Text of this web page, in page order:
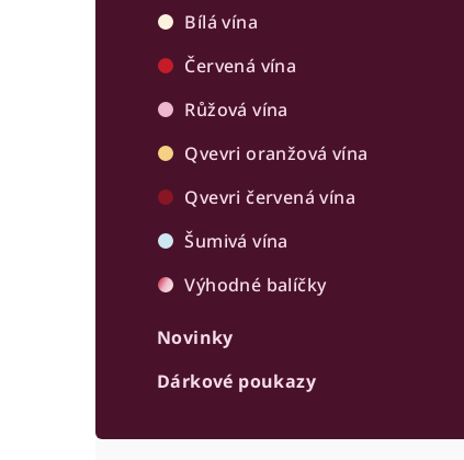
Bílá vína
Červená vína
Růžová vína
Qvevri oranžová vína
Qvevri červená vína
Šumivá vína
Výhodné balíčky
Novinky
Dárkové poukazy